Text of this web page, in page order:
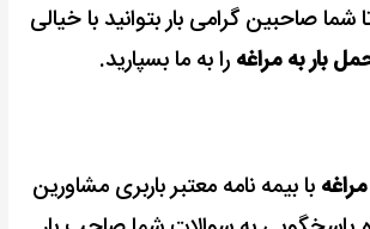
شما صاحبین گرامی بار بتوانید با خیالی
بار به مراغه را به ما بسپارید.
با بیمه نامه معتبر باربری مشاورین